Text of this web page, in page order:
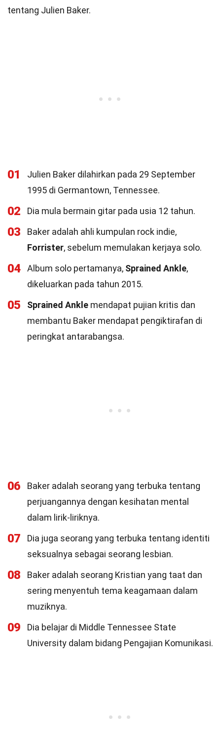
tentang Julien Baker.
01
Julien Baker dilahirkan pada 29 September
1995 di Germantown, Tennessee.
02 Dia mula bermain gitar pada usia 12 tahun.
03
Baker adalah ahli kumpulan rock indie,
Forrister, sebelum memulakan kerjaya solo.
04 Album solo pertamanya, Sprained Ankle,
dikeluarkan pada tahun 2015.
05 Sprained Ankle mendapat pujian kritis dan
membantu Baker mendapat pengiktirafan di
peringkat antarabangsa.
06
Baker adalah seorang yang terbuka tentang
perjuangannya dengan kesihatan mental
dalam lirik-liriknya.
07
Dia juga seorang yang terbuka tentang identiti
seksualnya sebagai seorang lesbian.
08
Baker adalah seorang Kristian yang taat dan
sering menyentuh tema keagamaan dalam
muziknya.
09
Dia belajar di Middle Tennessee State
University dalam bidang Pengajian Komunikasi.